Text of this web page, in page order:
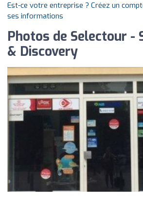
Est-ce votre entreprise ? Créez un
ses informations
Photos de Selectour -
& Discovery